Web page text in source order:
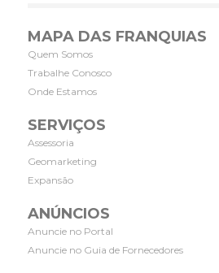
MAPA DAS FRANQUIAS
Quem Somos
Trabalhe Conosco
Onde Estamos
SERVIÇOS
Assessoria
Geomarketing
Expansão
ANÚNCIOS
Anuncie no Portal
Anuncie no Guia de Fornecedores